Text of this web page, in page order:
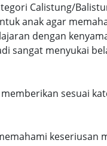
Calistung/
anak agar
dengan
sangat menyukai
sesuai
keseriusan